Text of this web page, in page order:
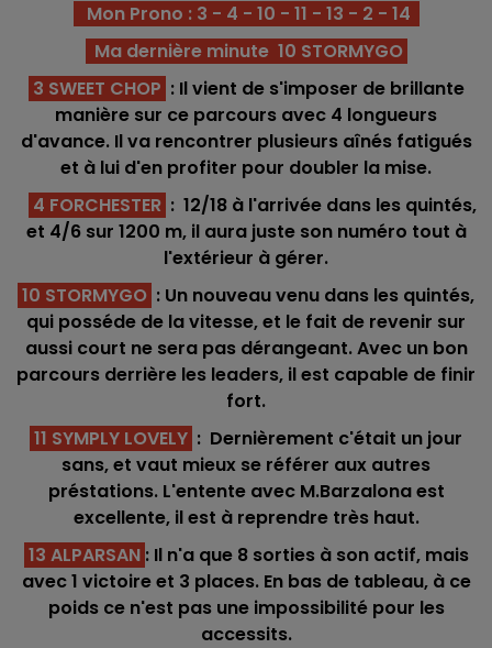
Mon Prono : 3 - 4 - 10 - 11 - 13 - 2 - 14
Ma dernière minute 10 STORMYGO
3 SWEET CHOP : Il vient de s'imposer de brillante
manière sur ce parcours avec 4 longueurs
d'avance. Il va rencontrer plusieurs aînés fatigués
et à lui d'en profiter pour doubler la mise.
4 FORCHESTER : 12/18 à l'arrivée dans les quintés,
et 4/6 sur 1200 m, il aura juste son numéro tout à
l'extérieur à gérer.
10 STORMYGO : Un nouveau venu dans les quintés,
qui posséde de la vitesse, et le fait de revenir sur
aussi court ne sera pas dérangeant. Avec un bon
parcours derrière les leaders, il est capable de finir
fort.
11 SYMPLY LOVELY : Dernièrement c'était un jour
sans, et vaut mieux se référer aux autres
préstations. L'entente avec M.Barzalona est
excellente, il est à reprendre très haut.
13 ALPARSAN : Il n'a que 8 sorties à son actif, mais
avec 1 victoire et 3 places. En bas de tableau, à ce
poids ce n'est pas une impossibilité pour les
accessits.